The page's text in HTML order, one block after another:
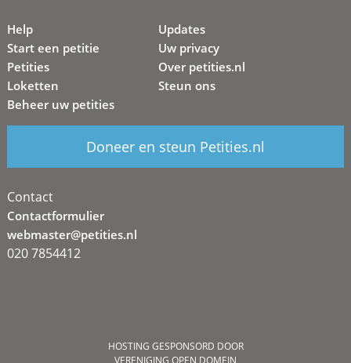
Help
Start een petitie
Petities
Loketten
Beheer uw petities
Updates
Uw privacy
Over petities.nl
Steun ons
Doneer en steun Petities.nl
Contact
Contactformulier
webmaster@petities.nl
020 7854412
HOSTING GESPONSORD DOOR
VERENIGING OPEN DOMEIN